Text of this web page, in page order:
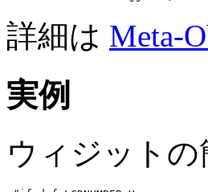
詳細は Meta-
実例
ウィジット